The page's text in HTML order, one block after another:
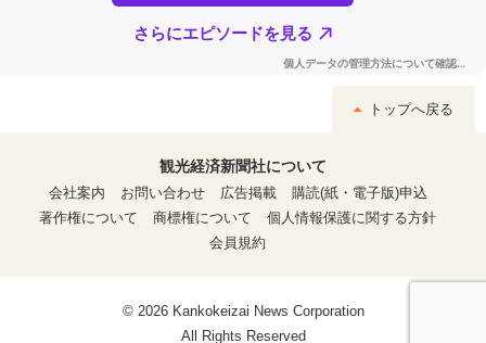
トップへ戻る
観光経済新聞社について
会社案内
お問い合わせ 広告掲載
購読(紙・電子版)申込
著作権について
商標権について
個人情報保護に関する方針
会員規約
© 2026 Kankokeizai News Corporation
All Rights Reserved